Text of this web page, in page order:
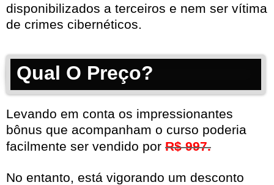
disponibilizados a terceiros e nem ser vítima
de crimes cibernéticos.
Qual O Preço?
Levando em conta os impressionantes
bônus que acompanham o curso poderia
facilmente ser vendido por R$ 997.
No entanto, está vigorando um desconto